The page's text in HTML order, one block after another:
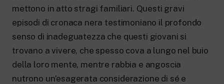
Approfondimenti culturali su Arte,
Letteratura, Storia e molto altro.
Rai Cultura
Per le scuole secondarie di I e II grado,
l’Università, i Docenti e l’istruzione degli
adulti.
Rai Scuola
mettono in atto stragi familiari. Questi gravi
episodi di cronaca nera testimoniano il profondo
senso di inadeguatezza che questi giovani si
trovano a vivere, che spesso cova a lungo nel buio
della loro mente, mentre rabbia e angoscia
nutrono un’esagerata considerazione di sé e